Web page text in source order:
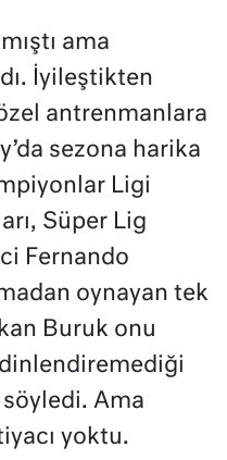
ama
İyileştikten
antrenmanlara
sezona harika
Ligi
Süper Lig
Fernando
oynayan tek
Buruk onu
Ama
yoktu.